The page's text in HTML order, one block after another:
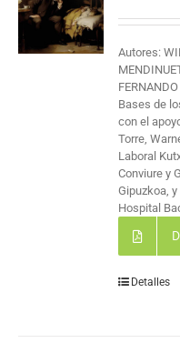
Autores:
Bases de
con el
Torre,
Laboral
Conviure y
Gipuzkoa,
Hospital
Detalles